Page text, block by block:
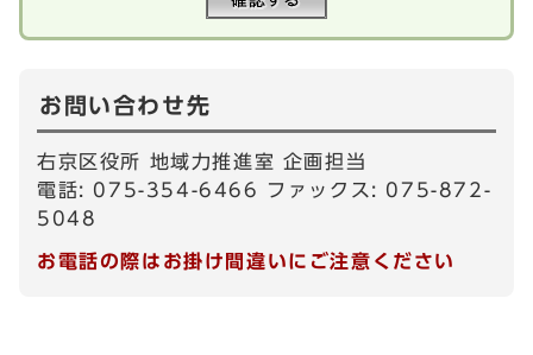
お問い合わせ先
右京区役所 地域力推進室 企画担当
電話: 075-354-6466 ファックス: 075-872-
5048
お電話の際はお掛け間違いにご注意ください